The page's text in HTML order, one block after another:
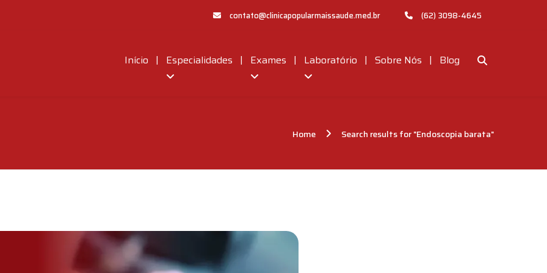
(62) 3098-4645
contato@clinicapopularmaissaude.med.br
Início | Especialidades | Exames | Laboratório | Sobre Nós | Blog
Home Search results for "Endoscopia barata"